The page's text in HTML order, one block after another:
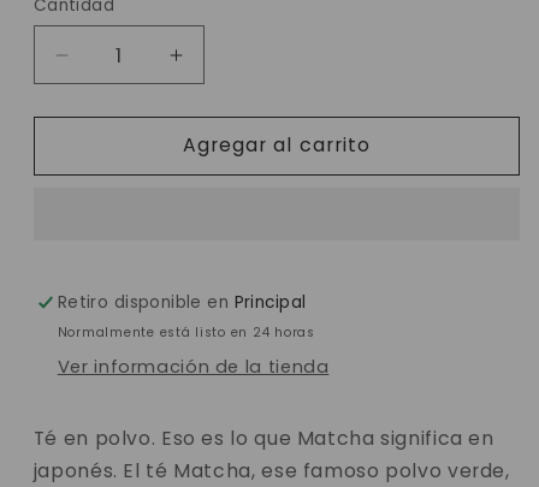
Cantidad
Reducir
cantidad
para
Aumentar
cantidad
para
Matcha
Agregar al carrito
Retiro disponible en Principal
Normalmente está listo en 24 horas
Ver información de la tienda
Té en polvo. Eso es lo que Matcha significa en
japonés. El té Matcha, ese famoso polvo verde,